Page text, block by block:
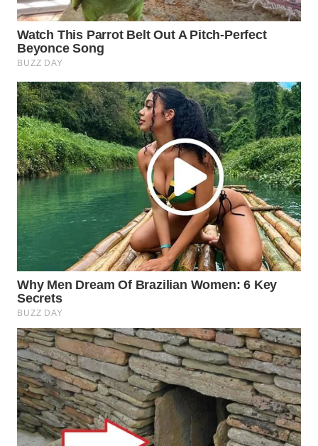
WAHANA
TANI
WAHANA
ADVOKAT
WAHANA
INFRASTRUKTUR
WAHANA
KONSUMEN
LISTRIK
WAHANA
TRAVEL
WAHANA
TV
WAHANANEWS
ID